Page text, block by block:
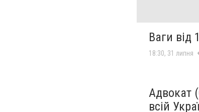
Ваги від
18:30, 31 липня
Адвокат
всій